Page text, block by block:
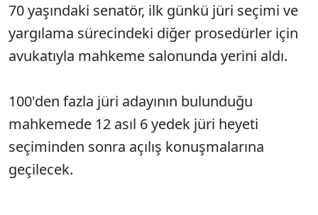
70 yaşındaki senatör, ilk günkü jüri seçimi ve
yargılama sürecindeki diğer prosedürler için
avukatıyla mahkeme salonunda yerini aldı.
100'den fazla jüri adayının bulunduğu
mahkemede 12 asıl 6 yedek jüri heyeti
seçiminden sonra açılış konuşmalarına
geçilecek.